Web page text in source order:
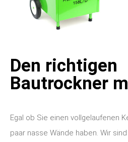
Den richtigen
Bautrockner
Egal ob Sie einen vollgelaufenen
paar nasse Wände haben. Wir